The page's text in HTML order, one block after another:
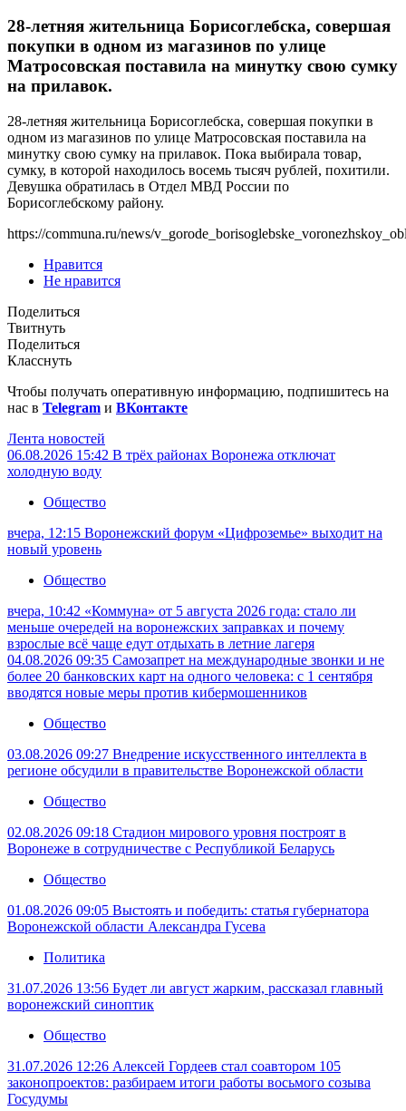
28-летняя жительница Борисоглебска, совершая
покупки в одном из магазинов по улице
Матросовская поставила на минутку свою сумку
на прилавок.
28-летняя жительница Борисоглебска, совершая покупки в
одном из магазинов по улице Матросовская поставила на
минутку свою сумку на прилавок. Пока выбирала товар,
сумку, в которой находилось восемь тысяч рублей, похитили.
Девушка обратилась в Отдел МВД России по
Борисоглебскому району.
https://communa.ru/news/
Нравится
Не нравится
Поделиться
Твитнуть
Поделиться
Класснуть
Чтобы получать оперативную информацию, подпишитесь на
нас в Telegram и ВКонтакте
Лента новостей
06.08.2026 15:42 В трёх районах Воронежа отключат
холодную воду
Общество
вчера, 12:15 Воронежский форум «Цифроземье» выходит на
новый уровень
Общество
вчера, 10:42 «Коммуна» от 5 августа 2026 года: стало ли
меньше очередей на воронежских заправках и почему
взрослые всё чаще едут отдыхать в летние лагеря
04.08.2026 09:35 Самозапрет на международные звонки и не
более 20 банковских карт на одного человека: с 1 сентября
вводятся новые меры против кибермошенников
Общество
03.08.2026 09:27 Внедрение искусственного интеллекта в
регионе обсудили в правительстве Воронежской области
Общество
02.08.2026 09:18 Стадион мирового уровня построят в
Воронеже в сотрудничестве с Республикой Беларусь
Общество
01.08.2026 09:05 Выстоять и победить: статья губернатора
Воронежской области Александра Гусева
Политика
31.07.2026 13:56 Будет ли август жарким, рассказал главный
воронежский синоптик
Общество
31.07.2026 12:26 Алексей Гордеев стал соавтором 105
законопроектов: разбираем итоги работы восьмого созыва
Госудумы